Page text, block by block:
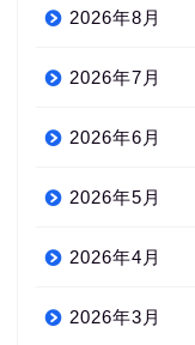
2026年8月
2026年7月
2026年6月
2026年5月
2026年4月
2026年3月